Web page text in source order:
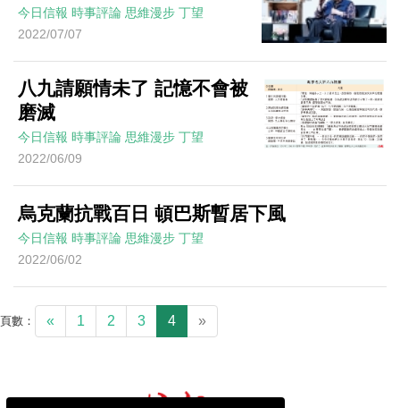
今日信報 時事評論 思維漫步 丁望
2022/07/07
八九請願情未了 記憶不會被
磨滅
今日信報 時事評論 思維漫步 丁望
2022/06/09
烏克蘭抗戰百日 頓巴斯暫居下風
今日信報 時事評論 思維漫步 丁望
2022/06/02
頁數： « 1 2 3 4 »